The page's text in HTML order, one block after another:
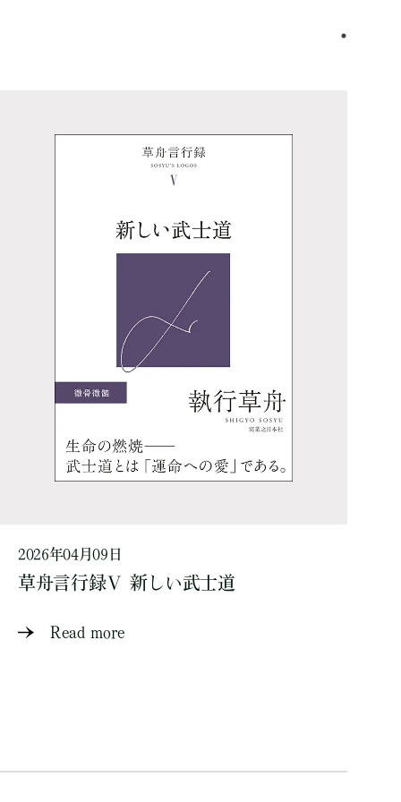
2026年04月09日
草舟言行録Ⅴ 新しい武士道
Read more